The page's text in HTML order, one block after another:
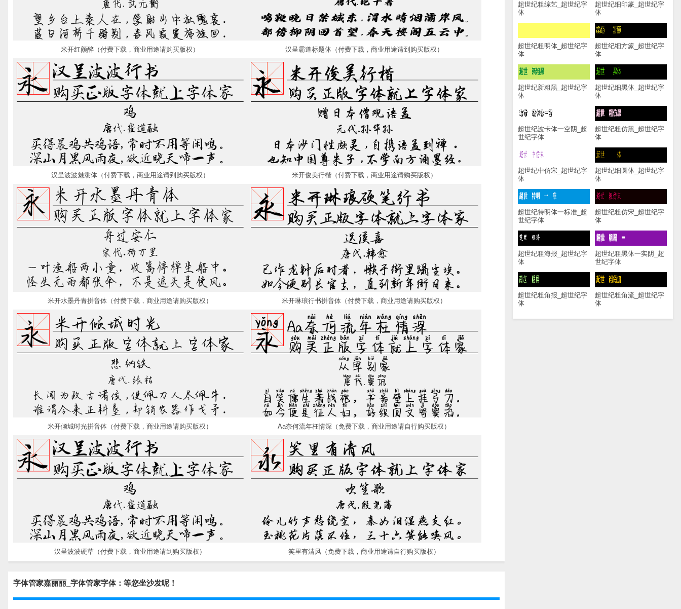
超世纪粗综艺_超世纪字
体
超世纪细印篆_超世纪字
体
超世纪粗明体_超世纪字
体
超世纪细方篆_超世纪字
体
超世纪新粗黑_超世纪字
体
超世纪细黑体_超世纪字
体
超世纪波卡体一空阴_超
世纪字体
超世纪粗仿黑_超世纪字
体
超世纪中仿宋_超世纪字
体
超世纪细圆体_超世纪字
体
超世纪特明体一标准_超
世纪字体
超世纪粗仿宋_超世纪字
体
超世纪粗海报_超世纪字
体
超世纪粗黑体一实阴_超
世纪字体
超世纪粗角报_超世纪字
体
超世纪粗角流_超世纪字
体
米开红颜醉（付费下载，商业用途请购买版权） 汉呈霸道标题体（付费下载，商业用途请到购买版权）
汉呈波波魅隶体（付费下载，商业用途请到购买版权） 米开俊美行楷（付费下载，商业用途请购买版权）
米开水墨丹青拼音体（付费下载，商业用途请购买版权） 米开琳琅行书拼音体（付费下载，商业用途请购买版权）
米开倾城时光拼音体（付费下载，商业用途请购买版权） Aa奈何流年枉情深（免费下载，商业用途请自行购买版权）
汉呈波波硬草（付费下载，商业用途请到购买版权） 笑里有清风（免费下载，商业用途请自行购买版权）
字体管家嘉丽丽_字体管家字体：等您坐沙发呢！